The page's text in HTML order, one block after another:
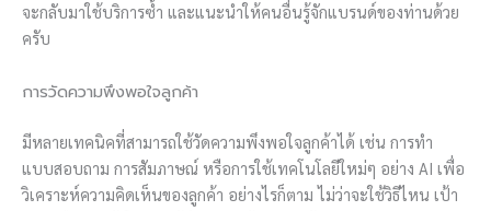
จะกลับมาใช้บริการซ้ำ และแนะนำให้คนอื่นรู้จักแบรนด์ของท่านด้วย
ครับ
การวัดความพึงพอใจลูกค้า
มีหลายเทคนิคที่สามารถใช้วัดความพึงพอใจลูกค้าได้ เช่น การทำ
แบบสอบถาม การสัมภาษณ์ หรือการใช้เทคโนโลยีใหม่ๆ อย่าง AI เพื่อ
วิเคราะห์ความคิดเห็นของลูกค้า อย่างไรก็ตาม ไม่ว่าจะใช้วิธีไหน เป้า